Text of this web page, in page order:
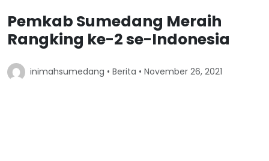
Pemkab Sumedang Meraih
Rangking ke-2 se-Indonesia
inimahsumedang • Berita • November 26, 2021